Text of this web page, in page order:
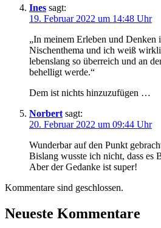
Ines sagt:
19. Februar 2022 um 14:48 Uhr
„In meinem Erleben und Denken
Nischenthema und ich weiß
lebenslang so überreich und an
behelligt werde.“
Dem ist nichts hinzuzufügen …
Norbert sagt:
20. Februar 2022 um 09:44 Uhr
Wunderbar auf den Punkt
Bislang wusste ich nicht, dass es
Aber der Gedanke ist super!
Kommentare sind geschlossen.
Neueste Kommentare